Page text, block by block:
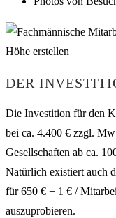
DER
Die Investition für den
bei ca. 4.400 € zzgl.
Gesellschaften ab ca.
Natürlich existiert auch
für 650 € + 1 € /
auszuprobieren.